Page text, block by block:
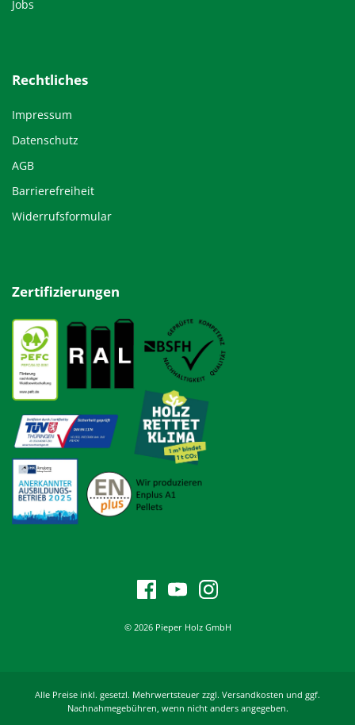
Jobs
Rechtliches
Impressum
Datenschutz
AGB
Barrierefreiheit
Widerrufsformular
Zertifizierungen
© 2026 Pieper Holz GmbH
Alle Preise inkl. gesetzl. Mehrwertsteuer zzgl. Versandkosten und ggf.
Nachnahmegebühren, wenn nicht anders angegeben.